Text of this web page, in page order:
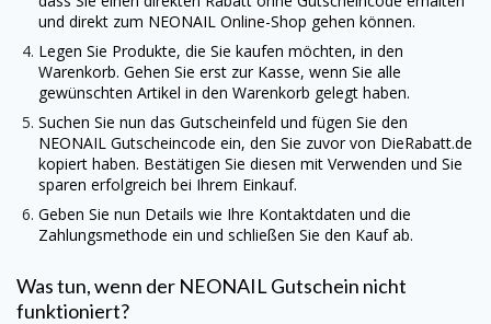
und direkt zum NEONAIL Online-Shop gehen können.
Legen Sie Produkte, die Sie kaufen möchten, in den
Warenkorb. Gehen Sie erst zur Kasse, wenn Sie alle
gewünschten Artikel in den Warenkorb gelegt haben.
Suchen Sie nun das Gutscheinfeld und fügen Sie den
NEONAIL Gutscheincode ein, den Sie zuvor von DieRabatt.de
kopiert haben. Bestätigen Sie diesen mit Verwenden und Sie
sparen erfolgreich bei Ihrem Einkauf.
Geben Sie nun Details wie Ihre Kontaktdaten und die
Zahlungsmethode ein und schließen Sie den Kauf ab.
Was tun, wenn der NEONAILGutschein nicht
funktioniert?